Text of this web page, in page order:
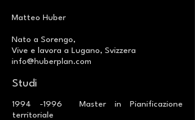
Matteo Huber
Nato a Sorengo,
Vive e lavora a Lugano, Svizzera
info@huberplan.com
Studi
1994 -1996 Master in Pianificazione
territoriale